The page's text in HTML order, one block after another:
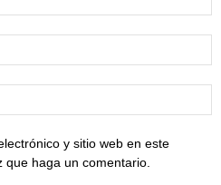
y sitio web en este
haga un comentario.